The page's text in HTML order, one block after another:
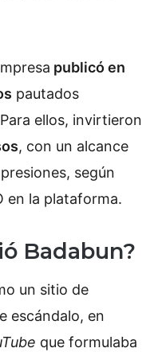
publicó en
pautados
ellos, invirtieron
, con un alcance
según
en la plataforma.
Badabun?
un sitio de
escándalo, en
que formulaba